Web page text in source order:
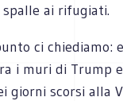
ai rifugiati.
ci chiediamo:
i muri di Trump
giorni scorsi alla